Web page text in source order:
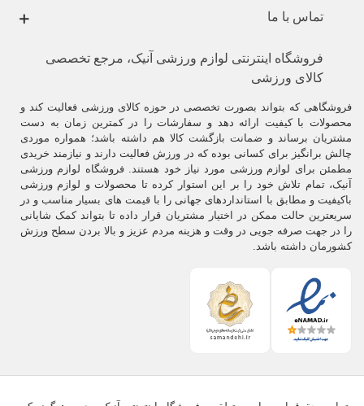
تماس با ما
فروشگاه اینترنتی لوازم ورزشی آنیک، مرجع تخصصی
کالای ورزشی
فروشگاهی که بتواند بصورت تخصصی در حوزه کالای ورزشی فعالیت کند و
محصولات با کیفیت ارائه دهد و سفارشات را در کمترین زمان به دست
مشتریان برساند و ضمانت بازگشت کالا هم داشته باشد؛ همواره موردی
چالش برانگیز برای کسانی بوده که در ورزش فعالیت دارند و نیازمند خریدی
مطمئن برای لوازم ورزشی مورد نیاز خود هستند. فروشگاه لوازم ورزشی
آنیک، تمام تلاش خود را بر این استوار کرده تا محصولات و لوازم ورزشی
باکیفیت و مطابق با استانداردهای جهانی را با قیمت های بسیار مناسب و در
سریعترین حالت ممکن در اختیار مشتریان قرار داده تا بتواند کمک شایانی
را در جهت صرفه جویی در وقت و هزینه مردم عزیز و بالا بردن سطح ورزش
کشورمان داشته باشد.